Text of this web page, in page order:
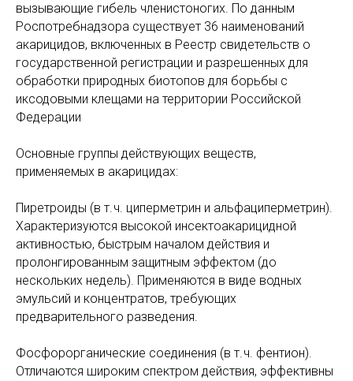
вызывающие гибель членистоногих. По данным
Роспотребнадзора существует 36 наименований
акарицидов, включенных в Реестр свидетельств о
государственной регистрации и разрешенных для
обработки природных биотопов для борьбы с
иксодовыми клещами на территории Российской
Федерации
Основные группы действующих веществ,
применяемых в акарицидах:
Пиретроиды (в т. ч. циперметрин и альфациперметрин).
Характеризуются высокой инсектоакарицидной
активностью, быстрым началом действия и
пролонгированным защитным эффектом (до
нескольких недель). Применяются в виде водных
эмульсий и концентратов, требующих
предварительного разведения.
Фосфорорганические соединения (в т. ч. фентион).
Отличаются широким спектром действия, эффективны